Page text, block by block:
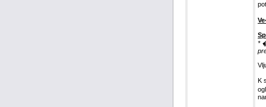
*
K